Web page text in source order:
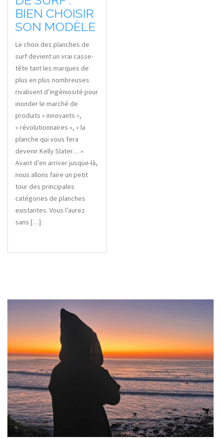
BIEN CHOISIR
SON MODÈLE
Le choix des planches de
surf devient un vrai casse-
tête tant les marques de
plus en plus nombreuses
rivalisent d’ingéniosité pour
inonder le marché de
produits « innovants »,
« révolutionnaires », « la
planche qui vous fera
devenir Kelly Slater… »
Avant d’en arriver jusque-là,
nous allons faire un petit
tour des principales
catégories de planches
existantes. Vous l’aurez
sans […]